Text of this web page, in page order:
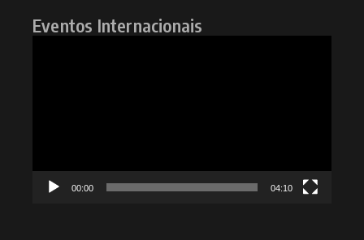
Eventos Internacionais
00:00 04:10